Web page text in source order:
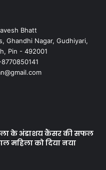
Bhatt
Ghandhi Nagar, Gudhiyari,
Pin - 492001
के अंडाशय कैंसर की सफल
महिला को दिया नया